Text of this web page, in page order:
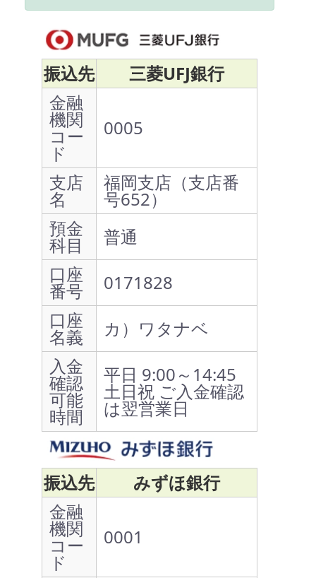
振込先
三菱UFJ銀行
金融
機関
コー
ド
0005
支店
名
福岡支店（支店番
号652）
預金
科目
普通
口座
番号
0171828
口座
名義
カ）ワタナベ
入金
確認
可能
時間
平日 9:00～14:45
土日祝 ご入金確認
は翌営業日
振込先
みずほ銀行
金融
機関
コー
ド
0001